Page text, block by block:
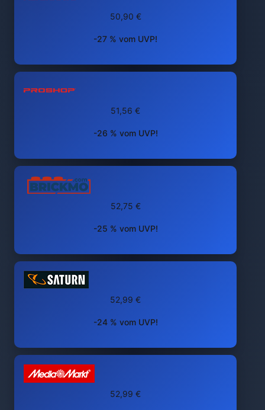
50,90 €
-27 % vom UVP!
51,56 €
-26 % vom UVP!
52,75 €
-25 % vom UVP!
52,99 €
-24 % vom UVP!
52,99 €